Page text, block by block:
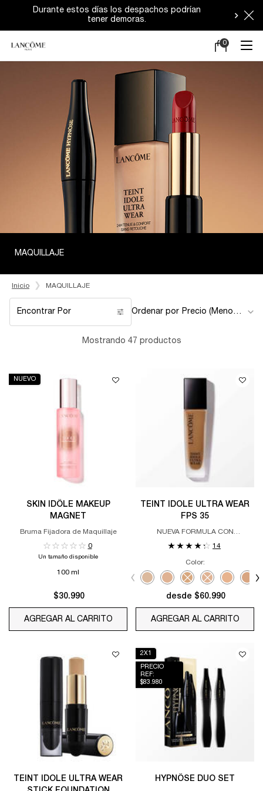
Durante estos días los despachos podrían
tener demoras.
Mi
0
0 producto
MAQUILLAJE
Inicio MAQUILLAJE
Encontrar Por
Filters menu
Ordenar por
Mostrando 47 productos
NUEVO
SKIN IDÔLE MAKEUP
MAGNET
Bruma Fijadora de Maquillaje​
0
Un tamaño disponible
100 ml
$30.990
AGREGAR AL CARRITO SKIN IDÔLE MAKEUP MAGNET
TEINT IDOLE ULTRA WEAR
FPS 35
NUEVA FORMULA CON
COBERTURA TOTAL Y RESISTENTE
14
Color:
Selecciona el colorSelected
210C color for Teint Idole Ultra
Selected
220C color for Teint Idole
Selected
The product variation
Selected
The product
Selected
245C
desde $60.990
AGREGAR AL CARRITO
TEINT IDOLE ULTRA WEAR
2X1
PRECIO
REF:
$83.980
HYPNÔSE DUO SET